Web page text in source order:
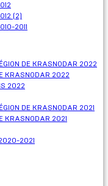
(2)
2011
DE KRASNODAR 2022
KRASNODAR 2022
2022
DE KRASNODAR 2021
KRASNODAR 2021
2021